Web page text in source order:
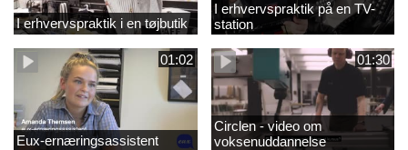
I erhvervspraktik i en tøjbutik
I erhvervspraktik på en TV-
station
01:02
Eux-ernæringsassistent
01:30
Circlen - video om
voksenuddannelse